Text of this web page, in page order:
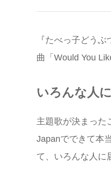
『たべっ⼦どう
曲「Would You
いろんな⼈
主題歌が決まった
Japanでできて本
て、いろんな⼈に